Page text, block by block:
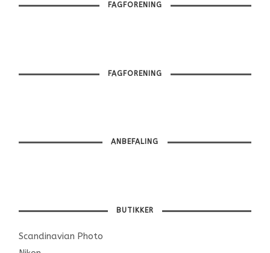
FAGFORENING
FAGFORENING
ANBEFALING
BUTIKKER
Scandinavian Photo